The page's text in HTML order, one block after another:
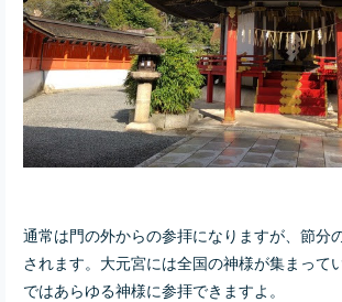
通常は門の外からの参拝になりますが、節分
されます。大元宮には全国の神様が集まって
ではあらゆる神様に参拝できますよ 。